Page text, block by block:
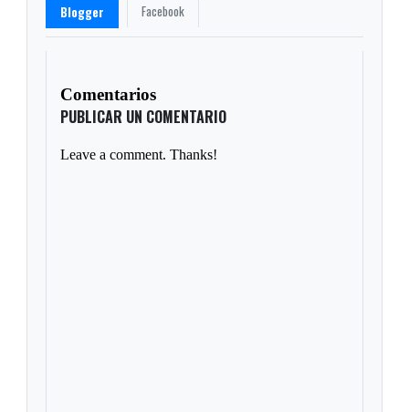
Blogger Facebook
Comentarios
PUBLICAR UN COMENTARIO
Leave a comment. Thanks!